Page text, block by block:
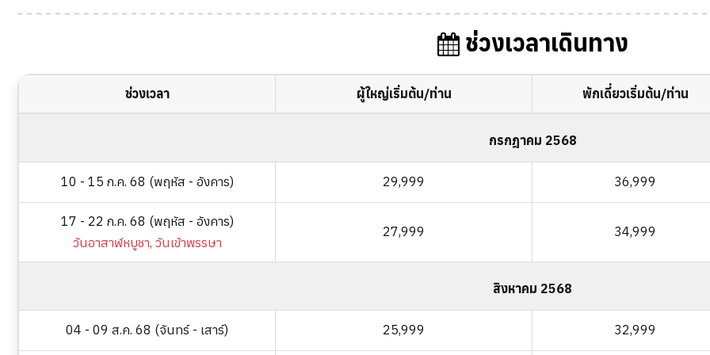
ช่วงเวลาเดินทาง
ช่วงเวลา ผู้ใหญ่เริ่มต้น/ท่าน พักเดี่ยวเริ่มต้น/ท่าน
กรกฎาคม 2568
10 - 15 ก.ค. 68 (พฤหัส - อังคาร) 29,999 36,999
17 - 22 ก.ค. 68 (พฤหัส - อังคาร)
วันอาสาฬหบูชา, วันเข้าพรรษา
27,999 34,999
สิงหาคม 2568
04 - 09 ส.ค. 68 (จันทร์ - เสาร์) 25,999 32,999